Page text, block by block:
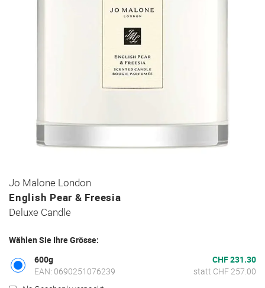
Zum
Anfang
der
Bildgalerie
Jo Malone London
English Pear & Freesia
Deluxe Candle
Wählen Sie Ihre Grösse:
600g
EAN: 0690251076239
CHF 231.30
statt CHF 257.00